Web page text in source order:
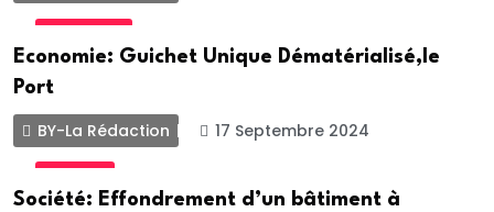
Economie: Guichet Unique Dématérialisé,le
Port
BY-La Rédaction 17 Septembre 2024
Société: Effondrement d’un bâtiment à